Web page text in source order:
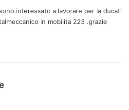
interessato a lavorare per la ducati
in mobilita 223 .grazie